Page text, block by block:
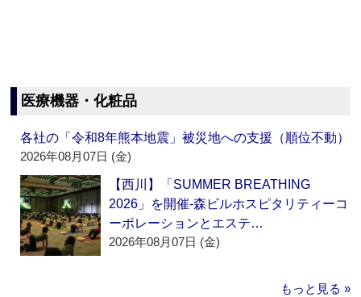
医療機器・化粧品
各社の「令和8年熊本地震」被災地への支援（順位不動）
2026年08月07日 (金)
【西川】「SUMMER BREATHING
2026」を開催‐森ビルホスピタリティーコ
ーポレーションとエステ…
2026年08月07日 (金)
もっと見る »